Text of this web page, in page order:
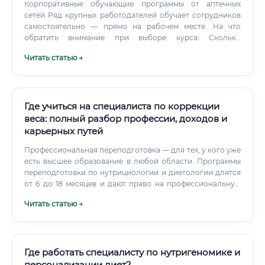
Корпоративные обучающие программы от аптечных
сетей Ряд крупных работодателей обучает сотрудников
самостоятельно — прямо на рабочем месте. На что
обратить внимание при выборе курса: Сколько
обучение Ответ честный: выпускники краткосрочных
показателей среди профессий сферы здоровья и
красоты.
Читать статью →
Где учиться на специалиста по коррекции
веса: полный разбор профессии, доходов и
карьерных путей
Профессиональная переподготовка — для тех, у кого уже
есть высшее образование в любой области. Программы
переподготовки по нутрициологии и диетологии длятся
от 6 до 18 месяцев и дают право на профессиональную
быстрый, но самый спорный путь.
Читать статью →
Где работать специалисту по нутригеномике и